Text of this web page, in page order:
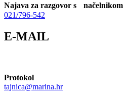
Najava za razgovor s načelnikom
021/796-542
E-MAIL
Protokol
tajnica@marina.hr